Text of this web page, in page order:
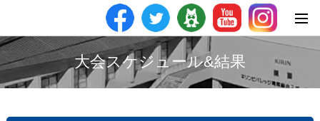
大会スケジュール&結果